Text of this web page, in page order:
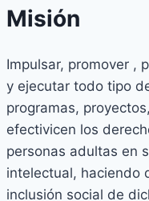
Misión
Impulsar, promover ,
y ejecutar todo tipo
programas,
efectivicen los
personas adultas en
intelectual, haciendo
inclusión social de